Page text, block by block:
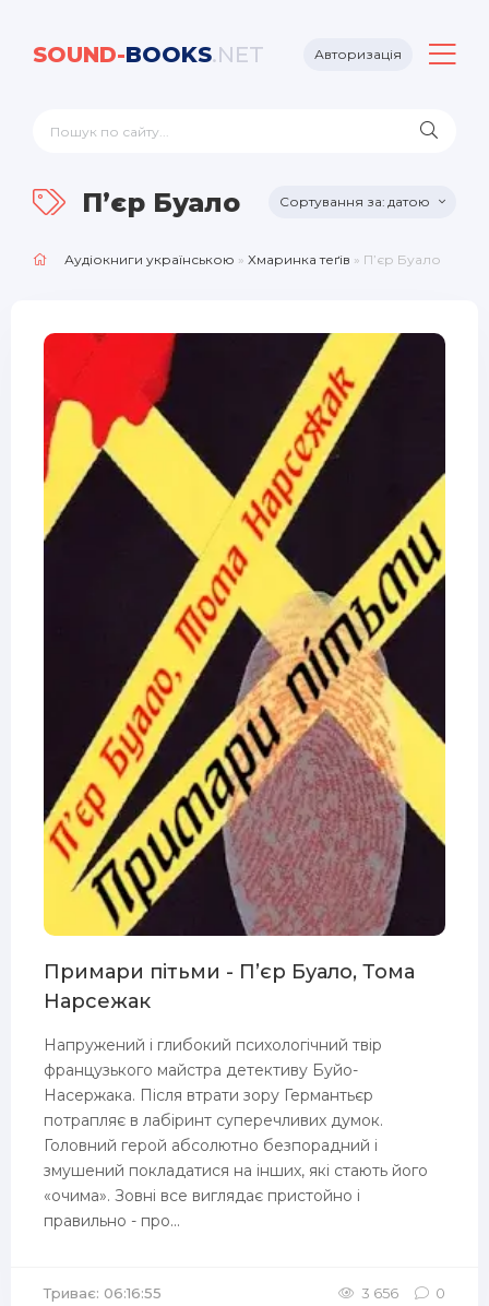
SOUND-BOOKS.NET Авторизація
П’єр Буало датою
Аудіокниги українською » Хмаринка теґів » П’єр Буало
Примари пітьми - П’єр Буало, Тома
Нарсежак
Напружений і глибокий психологічний твір
французького майстра детективу Буйо-
Насержака. Після втрати зору Германтьєр
потрапляє в лабіринт суперечливих думок.
Головний герой абсолютно безпорадний і
змушений покладатися на інших, які стають його
«очима». Зовні все виглядає пристойно і
правильно - про...
Триває: 06:16:55 3 656 0